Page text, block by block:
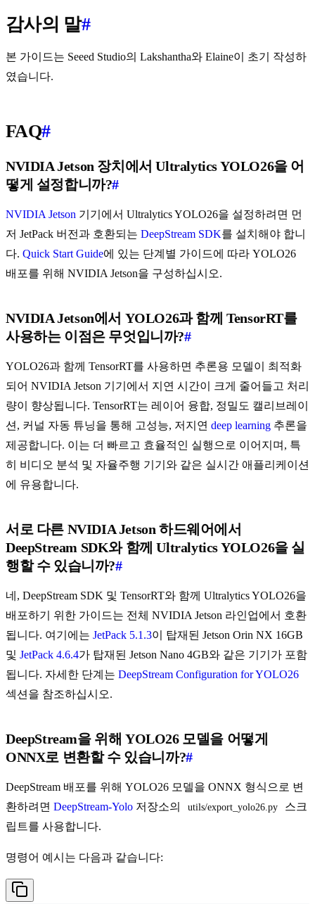
감사의 말#
본 가이드는 Seeed Studio의 Lakshantha와 Elaine이 초기 작성하
였습니다.
FAQ#
NVIDIA Jetson 장치에서 Ultralytics YOLO26을 어
떻게 설정합니까?#
NVIDIA Jetson 기기에서 Ultralytics YOLO26을 설정하려면 먼
저 JetPack 버전과 호환되는 DeepStream SDK를 설치해야 합니
다. Quick Start Guide에 있는 단계별 가이드에 따라 YOLO26
배포를 위해 NVIDIA Jetson을 구성하십시오.
NVIDIA Jetson에서 YOLO26과 함께 TensorRT를
사용하는 이점은 무엇입니까?#
YOLO26과 함께 TensorRT를 사용하면 추론용 모델이 최적화
되어 NVIDIA Jetson 기기에서 지연 시간이 크게 줄어들고 처리
량이 향상됩니다. TensorRT는 레이어 융합, 정밀도 캘리브레이
션, 커널 자동 튜닝을 통해 고성능, 저지연 deep learning 추론을
제공합니다. 이는 더 빠르고 효율적인 실행으로 이어지며, 특
히 비디오 분석 및 자율주행 기기와 같은 실시간 애플리케이션
에 유용합니다.
서로 다른 NVIDIA Jetson 하드웨어에서
DeepStream SDK와 함께 Ultralytics YOLO26을 실
행할 수 있습니까?#
네, DeepStream SDK 및 TensorRT와 함께 Ultralytics YOLO26을
배포하기 위한 가이드는 전체 NVIDIA Jetson 라인업에서 호환
됩니다. 여기에는 JetPack 5.1.3이 탑재된 Jetson Orin NX 16GB
및 JetPack 4.6.4가 탑재된 Jetson Nano 4GB와 같은 기기가 포함
됩니다. 자세한 단계는 DeepStream Configuration for YOLO26
섹션을 참조하십시오.
DeepStream을 위해 YOLO26 모델을 어떻게
ONNX로 변환할 수 있습니까?#
DeepStream 배포를 위해 YOLO26 모델을 ONNX 형식으로 변
환하려면 DeepStream-Yolo 저장소의 utils/export_yolo26.py
스크
립트를 사용합니다.
명령어 예시는 다음과 같습니다: